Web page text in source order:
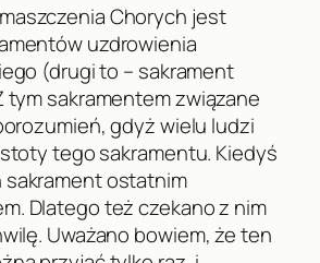
Chorych jest
uzdrowienia
(drugi to – sakrament
tym sakramentem związane
gdyż wielu ludzi
tego sakramentu. Kiedyś
ostatnim
Dlatego też czekano z nim
Uważano bowiem, że ten